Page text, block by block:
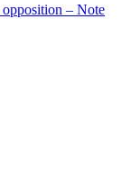
opposition – Note